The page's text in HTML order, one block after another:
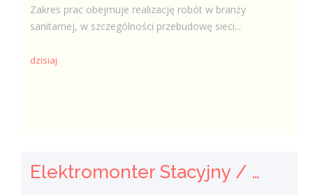
Zakres prac obejmuje realizację robót w branży
sanitarnej, w szczególności przebudowę sieci...
dzisiaj
Elektromonter Stacyjny / Elektromonterka Stacyjna (K/M)